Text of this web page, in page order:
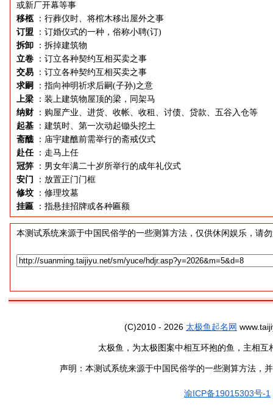
或新厂开幕等事
移柩
：行葬仪时、将棺木移出屋外之事
订盟
：订婚仪式的一种，俗称小聘(订)
拆卸
：拆掉建筑物
立卷
：订立各种契约互相买卖之事
交易
：订立各种契约互相买卖之事
求嗣
：指向神明祈求后嗣(子孙)之意
上梁
：装上建筑物屋顶的梁，同架马
纳财
：购屋产业、进货、收帐、收租、讨债、贷款、五谷入仓等
起基
：建筑时、第一次动起锄头挖土
斋醮 ：庙宇建醮前需举行的斋戒仪式
赴任 ：走马上任
冠笄
：男女年满二十岁所举行的成年礼仪式
安门
：放置正门门框
修坟
：修理坟墓
挂匾
：指悬挂招牌或各种匾额
本测试系统来源于中国民俗学的一些测算方法，仅供休闲娱乐，请
(C)2010 - 2026 太极鱼起名网
太极鱼，为太极图案中相互环抱的鱼，主相
声明：本测试系统来源于中国民俗学的一些测算方法，
渝ICP备19015303号-1